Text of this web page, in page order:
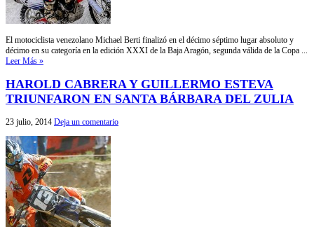
El motociclista venezolano Michael Berti finalizó en el décimo séptimo lugar absoluto y
décimo en su categoría en la edición XXXI de la Baja Aragón, segunda válida de la Copa ...
Leer Más »
HAROLD CABRERA Y GUILLERMO ESTEVA
TRIUNFARON EN SANTA BÁRBARA DEL ZULIA
23 julio, 2014 Deja un comentario